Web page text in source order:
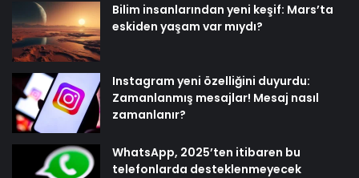
Bilim insanlarından yeni keşif: Mars’ta
eskiden yaşam var mıydı?
Instagram yeni özelliğini duyurdu:
Zamanlanmış mesajlar! Mesaj nasıl
zamanlanır?
WhatsApp, 2025’ten itibaren bu
telefonlarda desteklenmeyecek